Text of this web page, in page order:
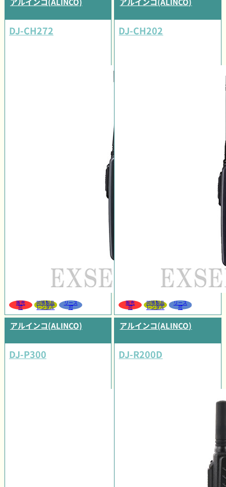
DJ-CH272
販売
可
同等製品
レンタル
リース
可
DJ-CH202
販売
可
同等製品
レンタル
リース
可
アルインコ(ALINCO)
DJ-P300
アルインコ(ALINCO)
DJ-R200D